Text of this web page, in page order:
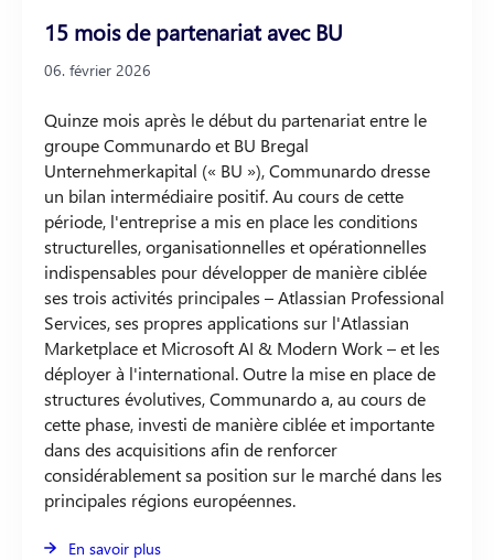
15 mois de partenariat avec BU
06. février 2026
Quinze mois après le début du partenariat entre le
groupe Communardo et BU Bregal
Unternehmerkapital (« BU »), Communardo dresse
un bilan intermédiaire positif. Au cours de cette
période, l'entreprise a mis en place les conditions
structurelles, organisationnelles et opérationnelles
indispensables pour développer de manière ciblée
ses trois activités principales – Atlassian Professional
Services, ses propres applications sur l'Atlassian
Marketplace et Microsoft AI & Modern Work – et les
déployer à l'international. Outre la mise en place de
structures évolutives, Communardo a, au cours de
cette phase, investi de manière ciblée et importante
dans des acquisitions afin de renforcer
considérablement sa position sur le marché dans les
principales régions européennes.
En savoir plus